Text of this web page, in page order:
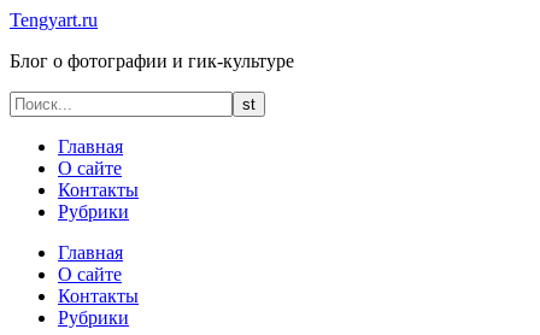
Tengyart.ru
Блог о фотографии и гик-культуре
Главная
О сайте
Контакты
Рубрики
Главная
О сайте
Контакты
Рубрики